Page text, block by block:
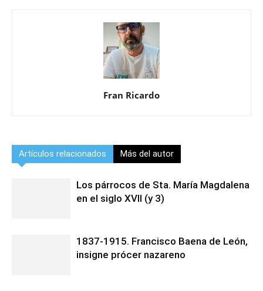
Fran Ricardo
Artículos relacionados Más del autor
Los párrocos de Sta. María Magdalena
en el siglo XVII (y 3)
1837-1915. Francisco Baena de León,
insigne prócer nazareno